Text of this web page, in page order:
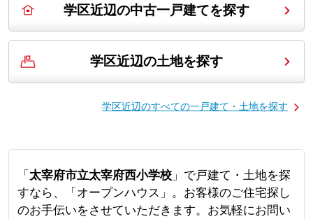
学区近辺の中古一戸建てを探す
学区近辺の土地を探す
学区近辺のすべての一戸建て・土地を探す
「 太宰府市立太宰府西小学校」で戸建て・土地を探
すなら、「オープンハウス」。お客様のご住宅探し
のお手伝いをさせていただきます。お気軽にお問い